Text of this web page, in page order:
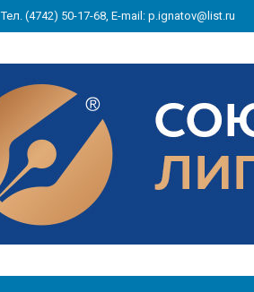
Тел. (4742) 50-17-68, E-mail: p.ignatov@list.ru